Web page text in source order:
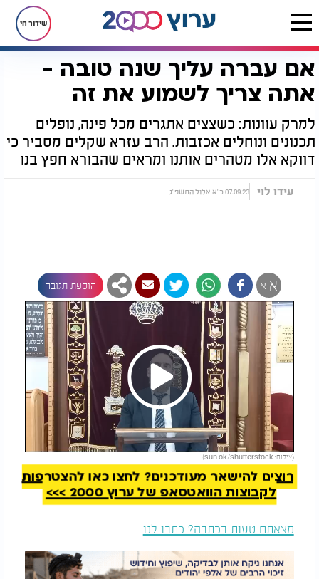
שידור חי
דף הבית יהדות לקראת שבת אם עברה עליך שנה טובה - אתה צריך לשמוע את זה
אם עברה עליך שנה טובה -
אתה צריך לשמוע את זה
למרק עוונות: כשצצים אתגרים מכל פינה, נופלים
תכנונים ונוחלים אכזבות. הרב עזרא שקלים מסביר כי
דווקא אלו מטהרים אותנו ומראים שהבורא חפץ בנו
עידו לוי 07.09.23 כ"א אלול התשפ"ג
א א הוספת תגובה
Play
Video
(צילום: sun ok/shutterstock)
להמשך קריאה
רוצים להישאר מעודכנים? לחצו כאן להצטרפות
לקבוצות הוואטסאפ של ערוץ 2000 >>>
מצאתם טעות בכתבה? כתבו לנו